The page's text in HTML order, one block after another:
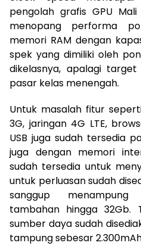
pengolah grafis GPU
menopang performa
memori RAM dengan
spek yang dimiliki oleh
dikelasnya, apalagi
pasar kelas menengah.
Untuk masalah fitur
3G, jaringan 4G LTE,
USB juga sudah tersedia
juga dengan memori
sudah tersedia untuk
untuk perluasan sudah
sanggup
tambahan hingga 32Gb.
sumber daya sudah
tampung sebesar